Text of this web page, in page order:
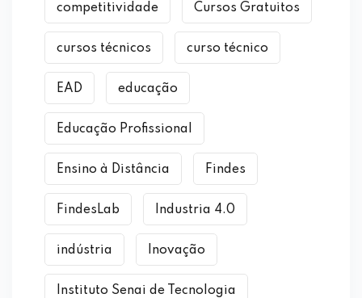
competitividade Cursos Gratuitos
cursos técnicos curso técnico
EAD educação
Educação Profissional
Ensino à Distância Findes
FindesLab Industria 4.0
indústria Inovação
Instituto Senai de Tecnologia